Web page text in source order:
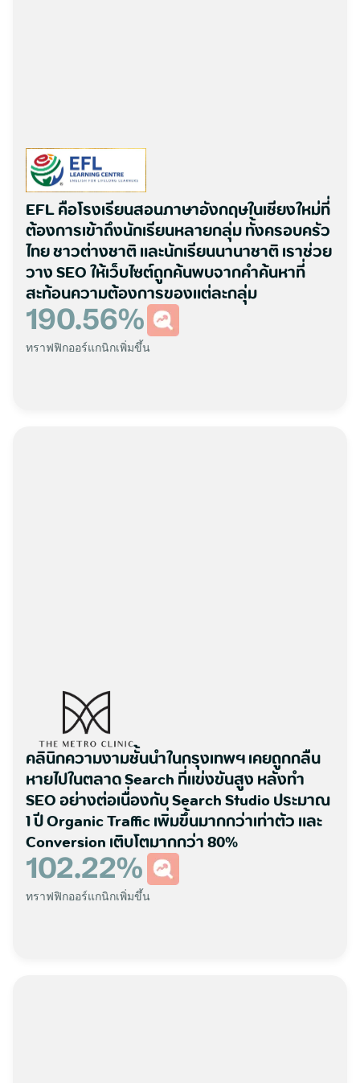
EFL คือโรงเรียนสอนภาษาอังกฤษในเชียงใหม่ที่
ต้องการเข้าถึงนักเรียนหลายกลุ่ม ทั้งครอบครัว
ไทย ชาวต่างชาติ และนักเรียนนานาชาติ เราช่วย
วาง SEO ให้เว็บไซต์ถูกค้นพบจากคำค้นหาที่
สะท้อนความต้องการของแต่ละกลุ่ม
ทราฟฟิกออร์แกนิกเพิ่มขึ้น
190.56%
คลินิกความงามชั้นนำในกรุงเทพฯ เคยถูกกลืน
หายไปในตลาด Search ที่แข่งขันสูง หลังทำ
SEO อย่างต่อเนื่องกับ Search Studio ประมาณ
1 ปี Organic Traffic เพิ่มขึ้นมากกว่าเท่าตัว และ
Conversion เติบโตมากกว่า 80%
ทราฟฟิกออร์แกนิกเพิ่มขึ้น
102.22%